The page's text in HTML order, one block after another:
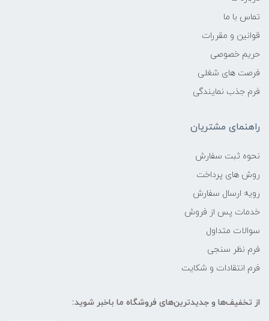
تماس با ما
قوانین و مقررات
حریم خصوصی
فرصت های شغلی
فرم جذب نمایندگی
راهنمای مشتریان
نحوه ثبت سفارش
روش های پرداخت
رویه ارسال سفارش
خدمات پس از فروش
سوالات متداول
فرم نظر سنجی
فرم انتقادات و شکایت
از تخفیف‌ها و جدیدترین‌های فروشگاه ما باخبر شوید: